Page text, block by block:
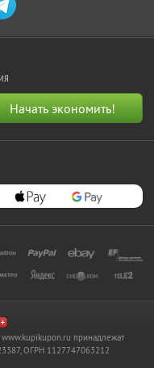
www.kupikupon.ru принадлежат
ОГРН 1127747063212